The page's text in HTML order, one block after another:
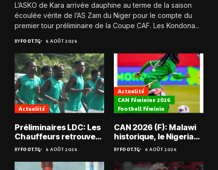
L’ASKO de Kara arrivée dauphine au terme de la saison
écoulée vérite de l’AS Zam du Niger pour le compte du
premier tour préliminaire de la Coupe CAF. Les Kondona...
BYFOOT.TG 6 AOÛT 2026
Actualité
Préliminaires LDC: Les
Chauffeurs retrouvent
les Mimos
BYFOOT.TG 6 AOÛT 2026
Actualité
CAN Féminine 2026
Football Féminin
CAN 2026 (F): Malawi
historique, le Nigeria
sauvé, la Zambie
éliminée
BYFOOT.TG 6 AOÛT 2026